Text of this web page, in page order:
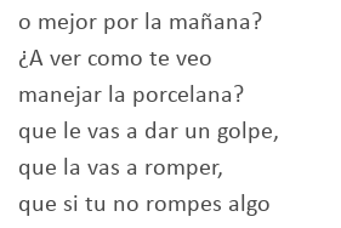
o mejor por la mañana?
¿A ver como te veo
manejar la porcelana?
que le vas a dar un golpe,
que la vas a romper,
que si tu no rompes algo